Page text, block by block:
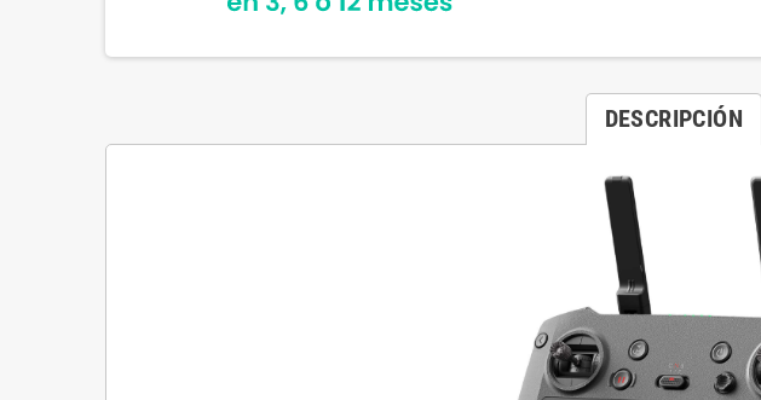
DESCRIPCIÓN